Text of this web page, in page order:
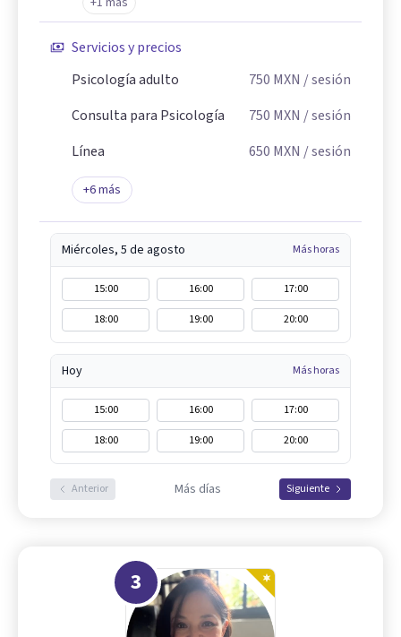
Servicios y precios
Psicología adulto
750 MXN / sesión
Consulta para Psicología
750 MXN / sesión
Línea
650 MXN / sesión
+6más
Miércoles, 5 de agosto Más horas
15:00 16:00
17:00
18:00
19:00 20:00
Hoy Más horas
15:00 16:00
17:00
18:00
19:00 20:00
Anterior Más días Siguiente
3